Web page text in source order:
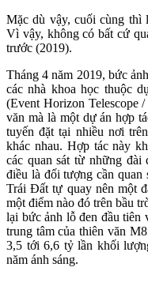
Mặc dù vậy, cuối cùng thì
Vì vậy, không có bất cứ
trước (2019).
Tháng 4 năm 2019, bức
các nhà khoa học thuộc
(Event Horizon Telescope
văn mà là một dự án hợp
tuyến đặt tại nhiều nơi
khác nhau. Hợp tác này
các quan sát từ những đài
điều là đối tượng cần
Trái Đất tự quay nên một
một điểm nào đó trên bầu
lại bức ảnh lỗ đen đầu tiên
trung tâm của thiên văn
3,5 tới 6,6 tỷ lần khối
năm ánh sáng.